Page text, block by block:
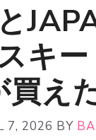
キー
買え
7, 2026 BY